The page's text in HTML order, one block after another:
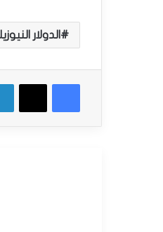
الدولار
فيسبوك
‫X